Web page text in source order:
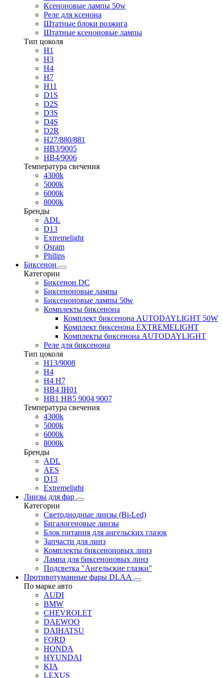
Ксеноновые лампы 50w
Реле для ксенона
Штатные блоки розжига
Штатные ксеноновые лампы
Тип цоколя
H1
H3
H4
H7
H11
D1S
D2S
D3S
D4S
D2R
H27/880/881
HB3/9005
HB4/9006
Температура свечения
4300k
5000k
6000k
8000k
Бренды
ADL
D13
Extremelight
Osram
Philips
Биксенон
Категории
Биксенон DC
Биксеноновые лампы
Биксеноновые лампы 50w
Комплекты биксенона
Комплект биксенона AUTODAYLIGHT 50W
Комплект биксенона EXTREMELIGHT
Комплекты биксенона AUTODAYLIGHT
Реле для биксенона
Тип цоколя
H13/9008
H4
H4 H7
HB4 IH01
HB1 HB5 9004 9007
Температура свечения
4300k
5000k
6000k
8000k
Бренды
ADL
AES
D13
Extremelight
Линзы для фар
Категории
Светодиодные линзы (Bi-Led)
Бигалогеновые линзы
Блок питания для ангельских глазок
Запчасти для линз
Комплекты биксеноновых линз
Лампа для биксеноновых линз
Подсветка "Ангельские глазки"
Противотуманные фары DLAA
По марке авто
AUDI
BMW
CHEVROLET
DAEWOO
DAIHATSU
FORD
HONDA
HYUNDAI
KIA
LEXUS